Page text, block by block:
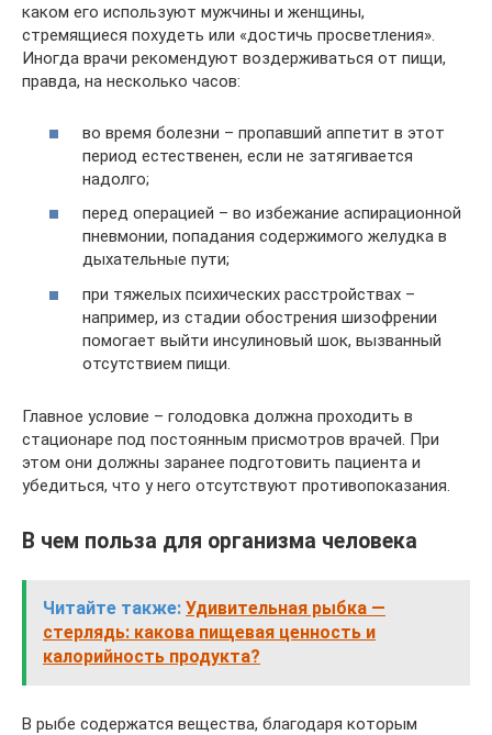
каком его используют мужчины и женщины,
стремящиеся похудеть или «достичь просветления».
Иногда врачи рекомендуют воздерживаться от пищи,
правда, на несколько часов:
во время болезни – пропавший аппетит в этот
период естественен, если не затягивается
надолго;
перед операцией – во избежание аспирационной
пневмонии, попадания содержимого желудка в
дыхательные пути;
при тяжелых психических расстройствах –
например, из стадии обострения шизофрении
помогает выйти инсулиновый шок, вызванный
отсутствием пищи.
Главное условие – голодовка должна проходить в
стационаре под постоянным присмотров врачей. При
этом они должны заранее подготовить пациента и
убедиться, что у него отсутствуют противопоказания.
В чем польза для организма человека
Читайте также: Удивительная рыбка —
стерлядь: какова пищевая ценность и
калорийность продукта?
В рыбе содержатся вещества, благодаря которым